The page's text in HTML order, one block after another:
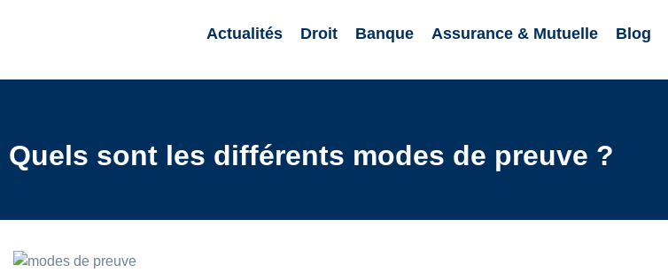
Actualités Droit Banque Assurance & Mutuelle Blog
Quels sont les différents modes de preuve ?